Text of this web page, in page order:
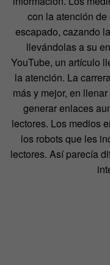
con la atención
escapado, cazando
llevándolas a su
YouTube, un artículo
la atención. La
más y mejor, en
generar enlaces
lectores. Los medios
los robots que les
lectores. Así parecía